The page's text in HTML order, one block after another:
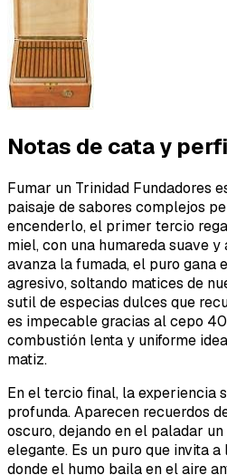
Notas de cata y
Fumar un Trinidad Fundadores
paisaje de sabores complejos
encenderlo, el primer tercio
miel, con una humareda suave
avanza la fumada, el puro gana
agresivo, soltando matices de
sutil de especias dulces que
es impecable gracias al cepo
combustión lenta y uniforme
matiz.
En el tercio final, la experiencia
profunda. Aparecen recuerdos
oscuro, dejando en el paladar
elegante. Es un puro que invita
donde el humo baila en el aire